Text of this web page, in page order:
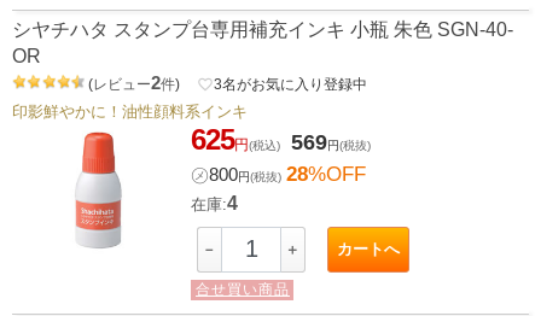
シヤチハタ スタンプ台専用補充インキ 小瓶 朱色 SGN-40-
OR
(レビュー2件) favorite_border3名がお気に入り登録中
印影鮮やかに！油性顔料系インキ
625円(税込) 569円(税抜)
㋱800円(税抜) 28%OFF
在庫:4
－ ＋ カートへ
合せ買い商品